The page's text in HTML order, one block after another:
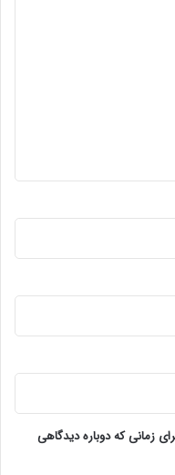
زمانی که دوباره دیدگاهی